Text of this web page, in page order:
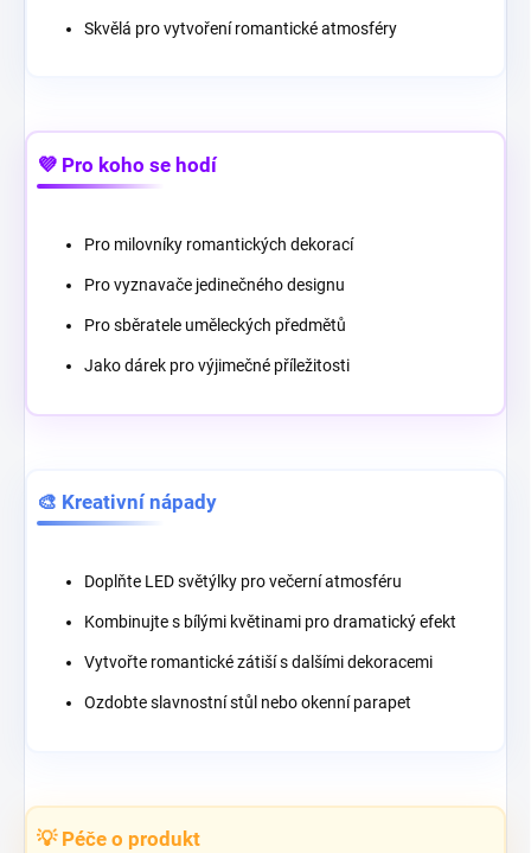
Skvělá pro vytvoření romantické atmosféry
💜 Pro koho se hodí
Pro milovníky romantických dekorací
Pro vyznavače jedinečného designu
Pro sběratele uměleckých předmětů
Jako dárek pro výjimečné příležitosti
🎨 Kreativní nápady
Doplňte LED světýlky pro večerní atmosféru
Kombinujte s bílými květinami pro dramatický efekt
Vytvořte romantické zátiší s dalšími dekoracemi
Ozdobte slavnostní stůl nebo okenní parapet
💡 Péče o produkt